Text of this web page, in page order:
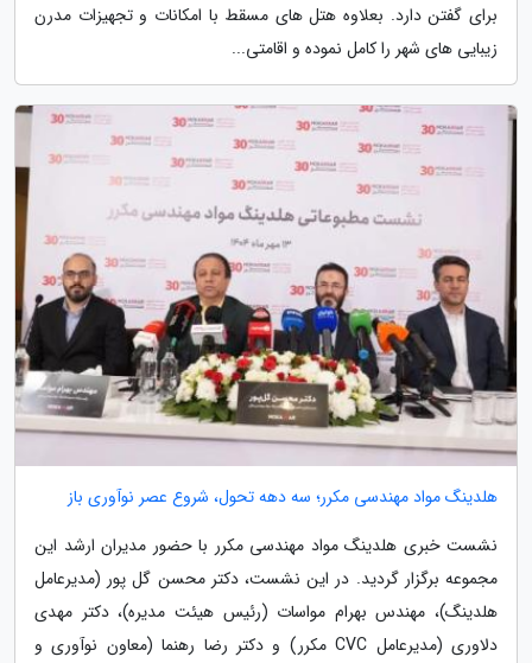
برای گفتن دارد. بعلاوه هتل های مسقط با امکانات و تجهیزات مدرن
زیبایی های شهر را کامل نموده و اقامتی...
هلدینگ مواد مهندسی مکرر؛ سه دهه تحول، شروع عصر نوآوری باز
نشست خبری هلدینگ مواد مهندسی مکرر با حضور مدیران ارشد این
مجموعه برگزار گردید. در این نشست، دکتر محسن گل پور (مدیرعامل
هلدینگ)، مهندس بهرام مواسات (رئیس هیئت مدیره)، دکتر مهدی
دلاوری (مدیرعامل CVC مکرر) و دکتر رضا رهنما (معاون نوآوری و